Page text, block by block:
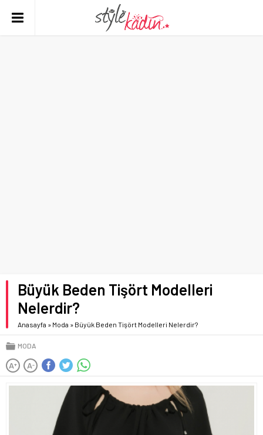
Büyük Beden Tişört Modelleri
Nelerdir?
Anasayfa » Moda » Büyük Beden Tişört Modelleri Nelerdir?
MODA
A+ A-